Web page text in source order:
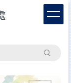
搜尋